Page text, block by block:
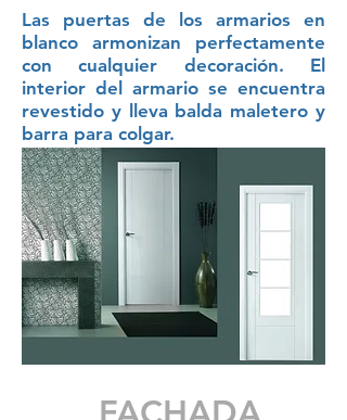
Las puertas de los armarios en
blanco armonizan perfectamente
con cualquier decoración. El
interior del armario se encuentra
revestido y lleva balda maletero y
barra para colgar.